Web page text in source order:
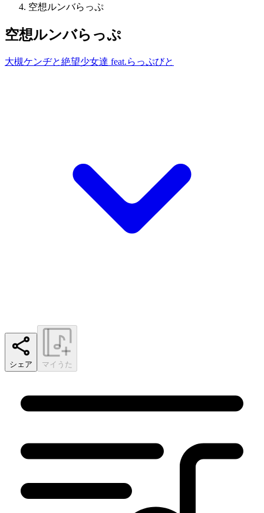
空想ルンバらっぷ
空想ルンバらっぷ
大槻ケンヂと絶望少女達 feat.らっぷびと
シェア マイうた